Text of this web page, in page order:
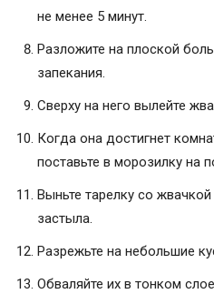
не менее 5 минут.
Разложите на плоской
запекания.
Сверху на него вылейте
Когда она достигнет
поставьте в морозилку на
Выньте тарелку со
застыла.
Разрежьте на небольшие
Обваляйте их в тонком